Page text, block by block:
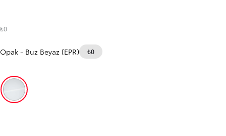
₺0
Opak - Buz Beyaz (EPR) ₺0
Buz Beyaz (EPR)